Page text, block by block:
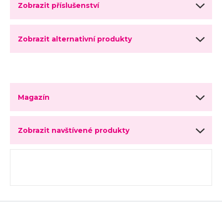
Zobrazit příslušenství
Zobrazit alternativní produkty
Magazín
Zobrazit navštívené produkty